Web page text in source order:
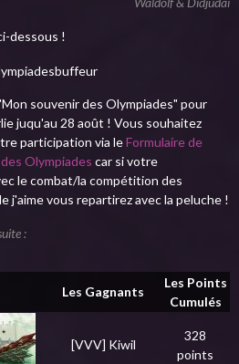
dessous !
souvenir des Olympiades" pour
juqu'au 28 août ! Vous souhaitez
participation via leFormulaire de
Olympiades car si votre
le combat/la compétition des
j'aime vous repartirez avec la peluche !
:
Les Gagnants
Les Points
Cumulés
[VVV] Kiwil
328
points